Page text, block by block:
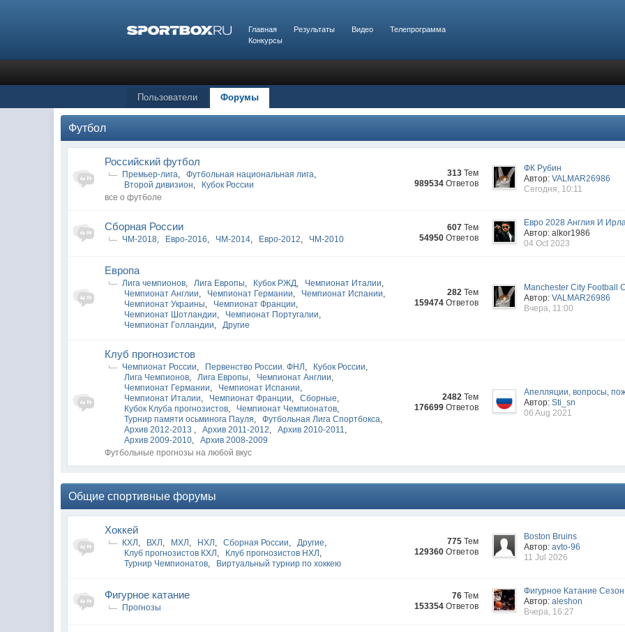
Главная Результаты Видео
Телепрограмма
Конкурсы
Пользователи Форумы
Футбол
Российский футбол
Премьер-лига, Футбольная национальная лига,
Второй дивизион,
Кубок России
все о футболе
313 Тем
989534 Ответов
ФК Рубин
Автор:VALMAR26986
Сегодня, 10:11
Сборная России
ЧМ-2018, Евро-2016, ЧМ-2014, Евро-2012, ЧМ-2010
607 Тем
54950 Ответов
Евро 2028 Англия И
Автор: alkor1986
04 Oct 2023
Европа
Лига чемпионов, Лига Европы, Кубок РЖД, Чемпионат Италии,
Чемпионат Англии, Чемпионат Германии, Чемпионат Испании,
Чемпионат Украины, Чемпионат Франции,
Чемпионат Шотландии, Чемпионат Португалии,
Чемпионат Голландии, Другие
282 Тем
159474 Ответов
Manchester City Football
Автор:VALMAR26986
Вчера, 11:00
Клуб прогнозистов
Чемпионат России, Первенство России. ФНЛ , Кубок России,
Лига Чемпионов, Лига Европы, Чемпионат Англии,
Чемпионат Германии, Чемпионат Испании,
Чемпионат Италии, Чемпионат Франции, Сборные,
Кубок Клуба прогнозистов, Чемпионат Чемпионатов,
Турнир памяти осьминога Пауля, Футбольная Лига Спортбокса,
Архив 2012-2013 , Архив 2011-2012, Архив 2010-2011,
Архив 2009-2010,
Архив 2008-2009
Футбольные прогнозы на любой вкус
2482 Тем
176699 Ответов
Апелляции, вопросы,
Автор:Sti_sn
06 Aug 2021
Общие спортивные форумы
Хоккей
КХЛ , ВХЛ , МХЛ , НХЛ , Сборная России, Другие,
Клуб прогнозистов КХЛ , Клуб прогнозистов НХЛ ,
Турнир Чемпионатов, Виртуальный турнир по хоккею
775 Тем
129360 Ответов
Boston Bruins
Автор:avto-96
11 Jul 2026
Фигурное катание
Прогнозы
76 Тем
153354 Ответов
Фигурное Катание
Автор:aleshon
Вчера, 16:27